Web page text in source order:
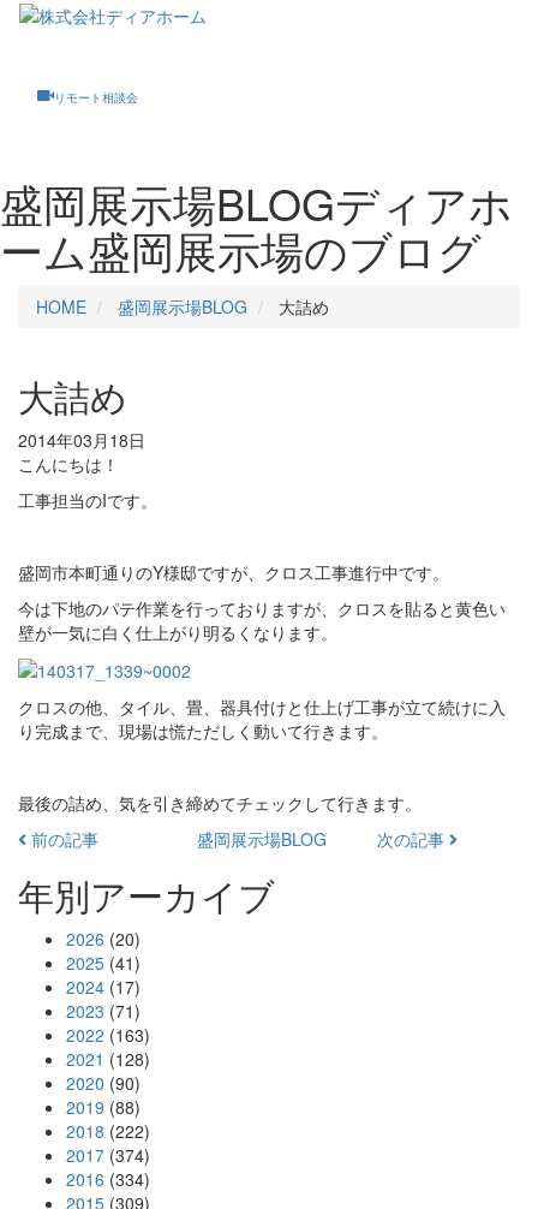
リモート相談会
盛岡展示場BLOGディアホ
ーム盛岡展示場のブログ
HOME 盛岡展示場BLOG 大詰め
大詰め
2014年03月18日
こんにちは！
工事担当のIです。
盛岡市本町通りのY様邸ですが、クロス工事進行中です。
今は下地のパテ作業を行っておりますが、クロスを貼ると黄色い
壁が一気に白く仕上がり明るくなります。
クロスの他、タイル、畳、器具付けと仕上げ工事が立て続けに入
り完成まで、現場は慌ただしく動いて行きます。
最後の詰め、気を引き締めてチェックして行きます。
前の記事
盛岡展示場BLOG 次の記事
年別アーカイブ
2026 (20)
2025 (41)
2024 (17)
2023 (71)
2022 (163)
2021 (128)
2020 (90)
2019 (88)
2018 (222)
2017 (374)
2016 (334)
2015 (309)